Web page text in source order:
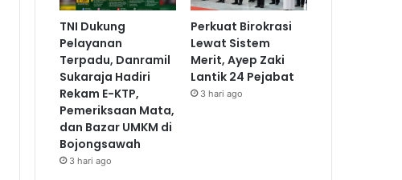
TNI Dukung
Pelayanan
Terpadu, Danramil
Sukaraja Hadiri
Rekam E-KTP,
Pemeriksaan Mata,
dan Bazar UMKM di
Bojongsawah
3 hari ago
Perkuat Birokrasi
Lewat Sistem
Merit, Ayep Zaki
Lantik 24 Pejabat
3 hari ago